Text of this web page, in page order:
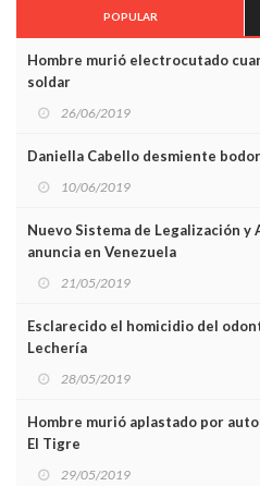
POPULAR
Hombre murió electrocutado
soldar
26/06/2019
Daniella Cabello desmiente
10/06/2019
Nuevo Sistema de Legalización
anuncia en Venezuela
21/05/2019
Esclarecido el homicidio del
Lechería
28/05/2019
Hombre murió aplastado por
El Tigre
29/05/2019